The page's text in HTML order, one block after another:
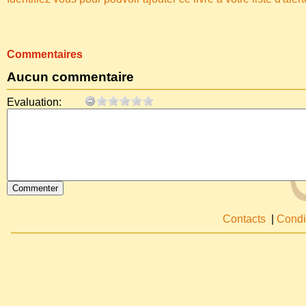
Commentaires
Aucun commentaire
Evaluation:
Contacts |